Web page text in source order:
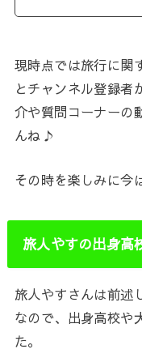
現時点では旅行に関
とチャンネル登録者
介や質問コーナーの
んね♪
その時を楽しみに今
旅人やすの出身高
旅人やすさんは前述
なので、出身高校や
た。